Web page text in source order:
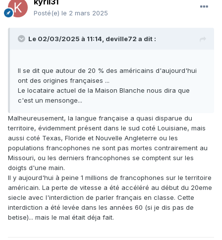
Posté(e) le 2 mars 2025
Le 02/03/2025 à 11:14, deville72 a dit :
Il se dit que autour de 20 % des américains d'aujourd'hui
ont des origines françaises ...
Le locataire actuel de la Maison Blanche nous dira que
c'est un mensonge...
Malheureusement, la langue française a quasi disparue du
territoire, évidemment présent dans le sud coté Louisiane, mais
aussi coté Texas, Floride et Nouvelle Angleterre ou les
populations francophones ne sont pas mortes contrairement au
Missouri, ou les derniers francophones se comptent sur les
doigts d'une main.
Il y aujourd'hui à peine 1 millions de francophones sur le territoire
américain. La perte de vitesse a été accéléré au début du 20eme
siecle avec l'interdiction de parler français en classe. Cette
interdiction a été levée dans les années 60 (si je dis pas de
betise)... mais le mal était déja fait.